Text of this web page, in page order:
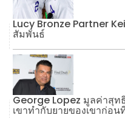
Lucy Bronze Partner
สัมพันธ์
George Lopez มูลค่าสุ
เขาทำกับยายของเขาก่อน